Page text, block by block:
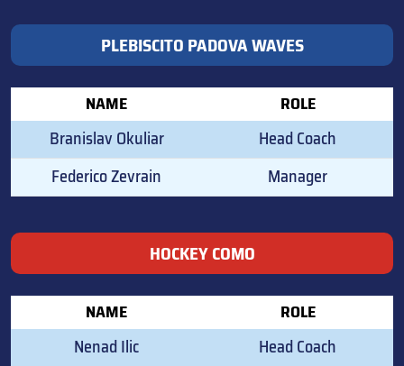
PLEBISCITO PADOVA WAVES
NAME ROLE
Branislav Okuliar
Head Coach
Federico Zevrain
Manager
HOCKEY COMO
NAME ROLE
Nenad Ilic
Head Coach